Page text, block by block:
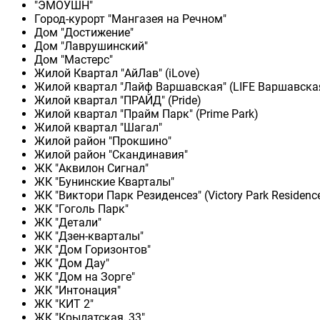
"ЭМОУШН"
Город-курорт "Мангазея на Речном"
Дом "Достижение"
Дом "Лаврушинский"
Дом "Мастерс"
Жилой Квартал "АйЛав" (iLove)
Жилой квартал "Лайф Варшавская" (LIFE
Жилой квартал "ПРАЙД" (Pride)
Жилой квартал "Прайм Парк" (Prime Park)
Жилой квартал "Шагал"
Жилой район "Прокшино"
Жилой район "Скандинавия"
ЖК "Аквилон Сигнал"
ЖК "Бунинские Кварталы"
ЖК "Виктори Парк Резиденсез" (Victory Park
ЖК "Гоголь Парк"
ЖК "Детали"
ЖК "Дзен-кварталы"
ЖК "Дом Горизонтов"
ЖК "Дом Дау"
ЖК "Дом на Зорге"
ЖК "Интонация"
ЖК "КИТ 2"